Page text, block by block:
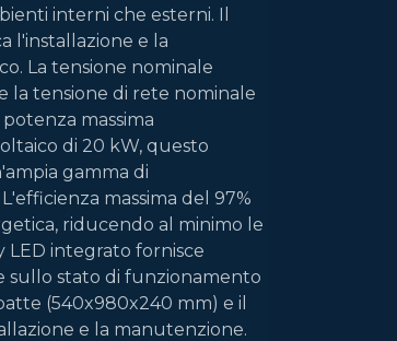
interni che esterni. Il
l'installazione e la
La tensione nominale
la tensione di rete nominale
massima
di 20 kW, questo
gamma di
massima del 97%
riducendo al minimo le
LED integrato fornisce
sullo stato di funzionamento
(540x980x240 mm) e il
e la manutenzione.